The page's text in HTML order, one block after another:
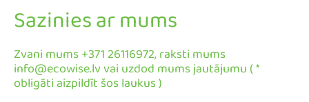
Sazinies ar mums
Zvani mums +371 26116972, raksti mums
info@ecowise.lv vai uzdod mums jautājumu ( *
obligāti aizpildīt šos laukus )